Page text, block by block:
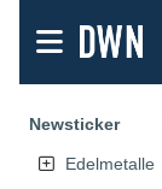
Newsticker
Edelmetalle